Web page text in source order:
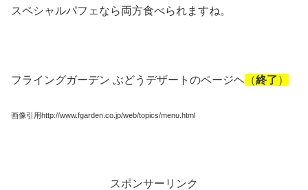
スペシャルパフェなら両方食べられますね。
フライングガーデン ぶどうデザートのページヘ （終了）
画像引用http://www.fgarden.co.jp/web/topics/menu.html
スポンサーリンク